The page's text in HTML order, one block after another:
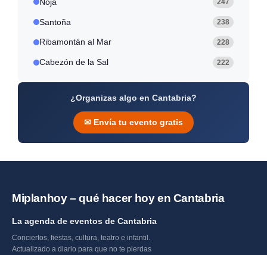
247
Santoña 238
Ribamontán al Mar 228
Cabezón de la Sal 222
¿Organizas algo en Cantabria?
✉ Envía tu evento gratis
Miplanhoy – qué hacer hoy en Cantabria
La agenda de eventos de Cantabria
Conciertos, fiestas, cultura, teatro e infantil.
Actualizado a diario para que no te pierdas